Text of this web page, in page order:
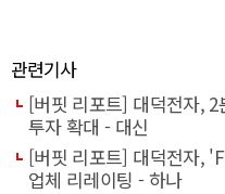
관련기사
[버핏 리포트] 대덕전자,
투자 확대 - 대신
[버핏 리포트] 대덕전자,
업체 리레이팅 - 하나